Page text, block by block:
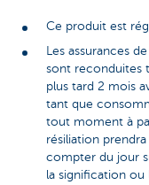
Ce produit est
Les assurances
sont reconduites
plus tard 2 mois
tant que
tout moment à
résiliation
compter du jour
la signification ou